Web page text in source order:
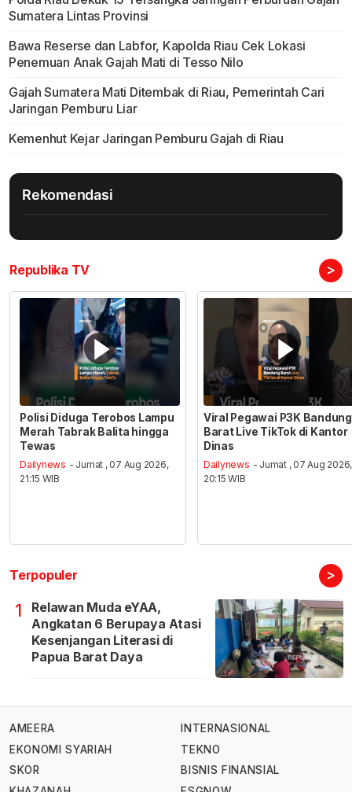
Sumatera Lintas Provinsi
Bawa Reserse dan Labfor, Kapolda Riau Cek Lokasi
Penemuan Anak Gajah Mati di Tesso Nilo
Gajah Sumatera Mati Ditembak di Riau, Pemerintah Cari
Jaringan Pemburu Liar
Kemenhut Kejar Jaringan Pemburu Gajah di Riau
Rekomendasi
Republika TV >
Polisi Diduga Terobos Lampu
Merah Tabrak Balita hingga
Tewas
Dailynews - Jumat , 07 Aug 2026,
21:15 WIB
Viral Pegawai P3K Bandung
Barat Live TikTok di Kantor
Dinas
Dailynews - Jumat , 07 Aug 2026,
20:15 WIB
Terpopuler >
1
Relawan Muda eYAA,
Angkatan 6 Berupaya Atasi
Kesenjangan Literasi di
Papua Barat Daya
AMEERA
EKONOMI SYARIAH
SKOR
INTERNASIONAL
TEKNO
BISNIS FINANSIAL